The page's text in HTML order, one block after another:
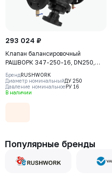
293 024 ₽
Клапан балансировочный
РАШВОРК 347-250-16, DN250,
PN16, корпус - чугун GJS-400-15
(GGG40), клапан - нерж. сталь
CF8, уплотнение - EPDM, Ф/Ф
БрендRUSHWORK
Диаметр номинальныйДУ 250
Давление номинальноеРУ 16
В наличии
Популярные бренды